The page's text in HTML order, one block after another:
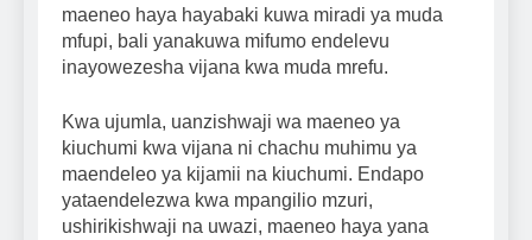
maeneo haya hayabaki kuwa miradi ya muda
mfupi, bali yanakuwa mifumo endelevu
inayowezesha vijana kwa muda mrefu.
Kwa ujumla, uanzishwaji wa maeneo ya
kiuchumi kwa vijana ni chachu muhimu ya
maendeleo ya kijamii na kiuchumi. Endapo
yataendelezwa kwa mpangilio mzuri,
ushirikishwaji na uwazi, maeneo haya yana